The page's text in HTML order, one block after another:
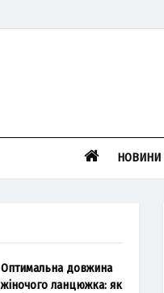
НОВИНИ
Оптимальна довжина
жіночого ланцюжка: як